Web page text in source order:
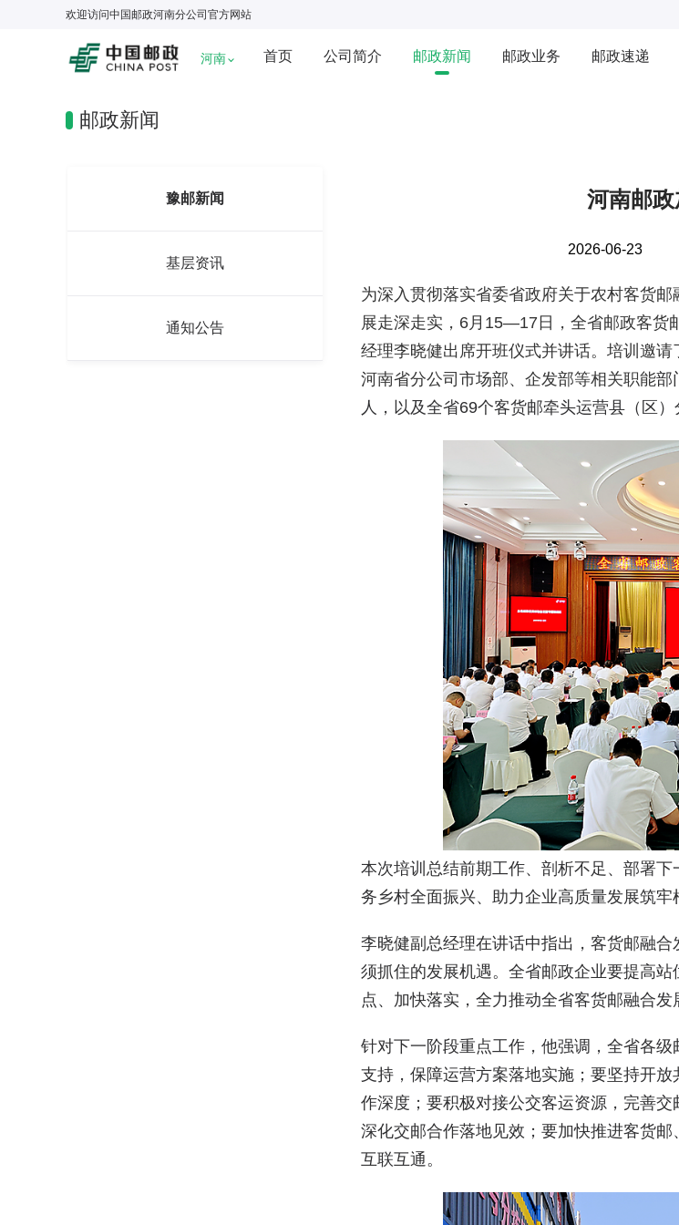
欢迎访问中国邮政河南分公司 官方网站
河南 首页 公司简介 邮政新闻 邮政业务 邮政速递
邮政新闻
豫邮新闻
基层资讯
通知公告
河南邮
2026-06-23
为深入贯彻落实省委省政府关于农村客货
展走深走实，6月15—17日，全省邮政客货
经理李晓健出席开班仪式并讲话。培训邀
河南省分公司市场部、企发部等相关职能部
人，以及全省69个客货邮牵头运营县（区）
本次培训总结前期工作、剖析不足、部署
务乡村全面振兴、助力企业高质量发展筑牢
李晓健副总经理在讲话中指出，客货邮融
须抓住的发展机遇。全省邮政企业要提高
点、加快落实，全力推动全省客货邮融合发
针对下一阶段重点工作，他强调，全省各
支持，保障运营方案落地实施；要坚持开
作深度；要积极对接公交客运资源，完善
深化交邮合作落地见效；要加快推进客货
互联互通。